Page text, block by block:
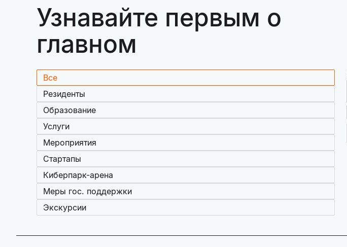
Узнавайте первым о
главном
Все
Резиденты
Образование
Услуги
Мероприятия
Стартапы
Киберпарк-арена
Меры гос. поддержки
Экскурсии